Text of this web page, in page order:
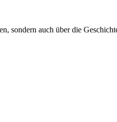
sondern auch über die